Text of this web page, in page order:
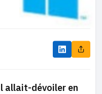
allait-dévoiler en